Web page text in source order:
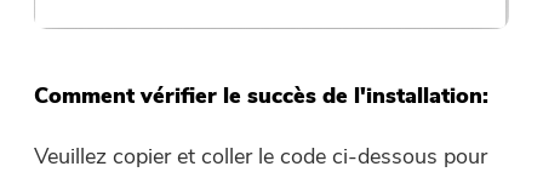
Comment vérifier le succès de l'installation:
Veuillez copier et coller le code ci-dessous pour